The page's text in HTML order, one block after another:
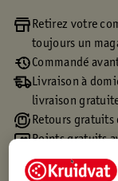
Retirez votre
toujours un
Commandé
Livraison à
livraison
Retours gratuits
Points gratuits